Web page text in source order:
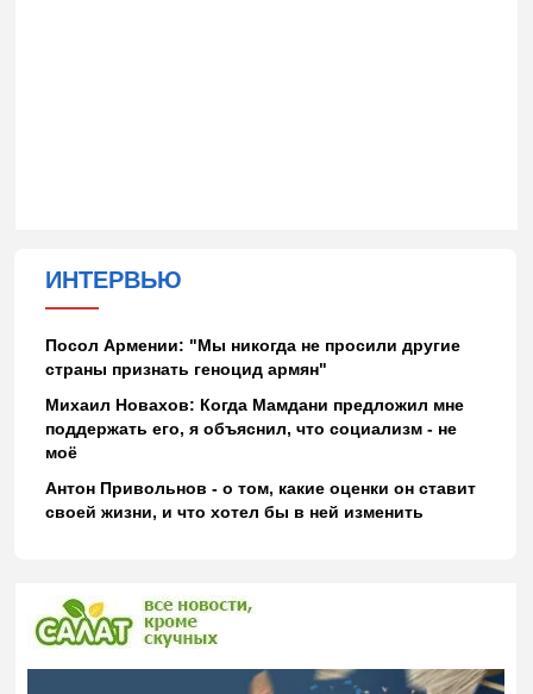
ИНТЕРВЬЮ
Посол Армении: "Мы никогда не просили другие
страны признать геноцид армян"
Михаил Новахов: Когда Мамдани предложил мне
поддержать его, я объяснил, что социализм - не
моё
Антон Привольнов - о том, какие оценки он ставит
своей жизни, и что хотел бы в ней изменить